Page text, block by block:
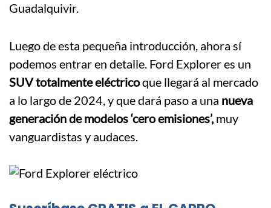
Guadalquivir.
Luego de esta pequeña introducción, ahora sí
podemos entrar en detalle. Ford Explorer es un
SUV totalmente eléctricoque llegará al mercado
a lo largo de 2024, y que dará paso a una nueva
generación de modelos ‘cero emisiones’,muy
vanguardistas y audaces.